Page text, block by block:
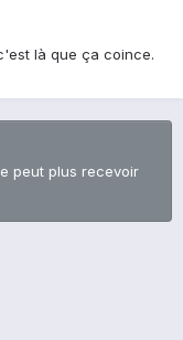
là que ça coince.
peut plus recevoir